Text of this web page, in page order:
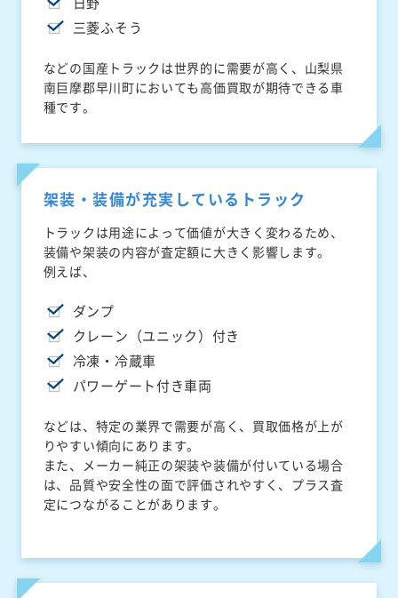
三菱ふそう
などの国産トラックは世界的に需要が高く、山梨県
南巨摩郡早川町においても高価買取が期待できる車
種です。
架装・装備が充実しているトラック
トラックは用途によって価値が大きく変わるため、
装備や架装の内容が査定額に大きく影響します。
例えば、
ダンプ
クレーン（ユニック）付き
冷凍・冷蔵車
パワーゲート付き車両
などは、特定の業界で需要が高く、買取価格が上が
りやすい傾向にあります。
また、メーカー純正の架装や装備が付いている場合
は、品質や安全性の面で評価されやすく、プラス査
定につながることがあります。